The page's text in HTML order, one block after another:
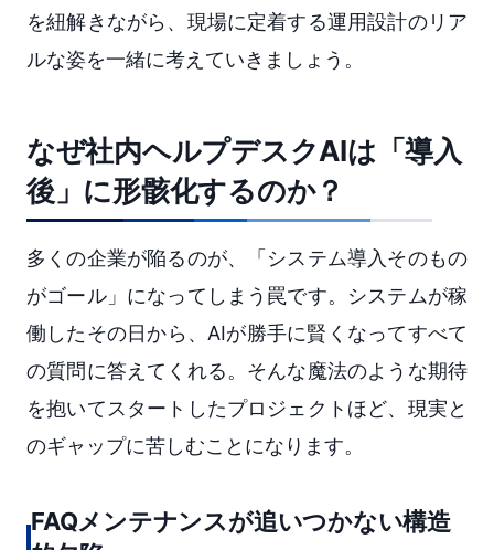
を紐解きながら、現場に定着する運用設計のリア
ルな姿を一緒に考えていきましょう。
なぜ社内ヘルプデスクAIは「導入
後」に形骸化するのか？
多くの企業が陥るのが、「システム導入そのもの
がゴール」になってしまう罠です。システムが稼
働したその日から、AIが勝手に賢くなってすべて
の質問に答えてくれる。そんな魔法のような期待
を抱いてスタートしたプロジェクトほど、現実と
のギャップに苦しむことになります。
FAQメンテナンスが追いつかない構造